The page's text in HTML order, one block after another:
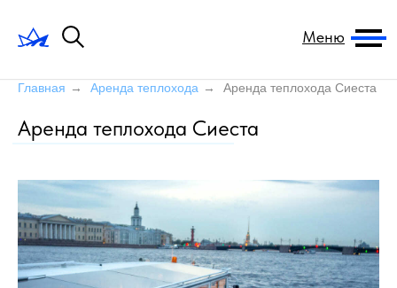
Меню
Главная → Аренда теплохода → Аренда теплохода Сиеста
Аренда теплохода Сиеста